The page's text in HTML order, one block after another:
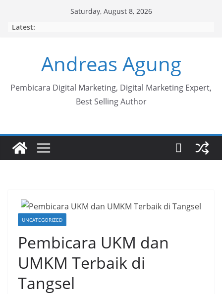
Saturday, August 8, 2026
Latest:
Andreas Agung
Pembicara Digital Marketing, Digital Marketing Expert,
Best Selling Author
UNCATEGORIZED
Pembicara UKM dan
UMKM Terbaik di
Tangsel